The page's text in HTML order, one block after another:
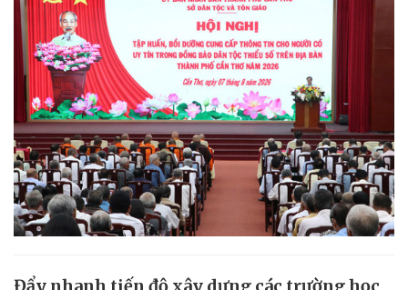
Đẩy nhanh tiến độ xây dựng các trường học